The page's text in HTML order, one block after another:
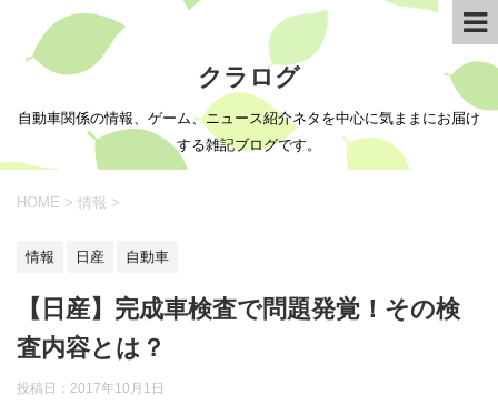
クラログ
自動車関係の情報、ゲーム、ニュース紹介ネタを中心に気ままにお届け
する雑記ブログです。
HOME > 情報 >
情報 日産 自動車
【日産】完成車検査で問題発覚！その検
査内容とは？
投稿日： 2017年10月1日